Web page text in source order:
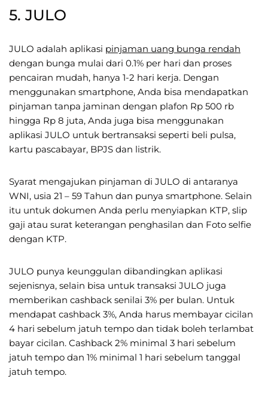
5. JULO
JULO adalah aplikasi pinjaman uang bunga rendah
dengan bunga mulai dari 0.1% per hari dan proses
pencairan mudah, hanya 1-2 hari kerja. Dengan
menggunakan smartphone, Anda bisa mendapatkan
pinjaman tanpa jaminan dengan plafon Rp 500 rb
hingga Rp 8 juta, Anda juga bisa menggunakan
aplikasi JULO untuk bertransaksi seperti beli pulsa,
kartu pascabayar, BPJS dan listrik.
Syarat mengajukan pinjaman di JULO di antaranya
WNI, usia 21 – 59 Tahun dan punya smartphone. Selain
itu untuk dokumen Anda perlu menyiapkan KTP, slip
gaji atau surat keterangan penghasilan dan Foto selfie
dengan KTP.
JULO punya keunggulan dibandingkan aplikasi
sejenisnya, selain bisa untuk transaksi JULO juga
memberikan cashback senilai 3% per bulan. Untuk
mendapat cashback 3%, Anda harus membayar cicilan
4 hari sebelum jatuh tempo dan tidak boleh terlambat
bayar cicilan. Cashback 2% minimal 3 hari sebelum
jatuh tempo dan 1% minimal 1 hari sebelum tanggal
jatuh tempo.